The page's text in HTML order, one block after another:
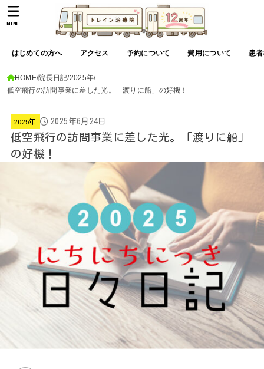
はじめての方へ アクセス 予約について 費用について 患
MENU
HOME 院長日記 2025年
低空飛行の訪問事業に差した光。「渡りに船」の好機！
2025年 2025年6月24日
低空飛行の訪問事業に差した光。「渡りに船」
の好機！